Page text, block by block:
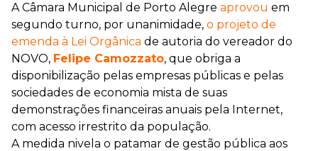
A Câmara Municipal de Porto Alegre aprovou em
segundo turno, por unanimidade, o projeto de
emenda à Lei Orgânica de autoria do vereador do
NOVO, Felipe Camozzato, que obriga a
disponibilização pelas empresas públicas e pelas
sociedades de economia mista de suas
demonstrações financeiras anuais pela Internet,
com acesso irrestrito da população.
A medida nivela o patamar de gestão pública aos